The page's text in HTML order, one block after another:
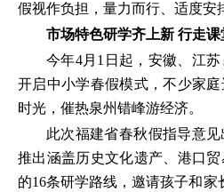
假视作负担，量力而行、适度安
市场特色研学齐上新 行走课
今年4月1日起，安徽、江
开启中小学春假模式，不少家
时光，催热泉州错峰游经济。
此次福建省春秋假指导意见
推出涵盖历史文化遗产、港口
的16条研学路线，邀请孩子和家